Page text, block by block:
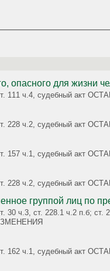
для жизни
ст. 111 ч.4, судебный акт
ст. 228 ч.2, судебный акт
ст. 157 ч.1, судебный акт
ст. 228 ч.2, судебный акт
группой лиц по
ст. 162 ч.1, судебный акт